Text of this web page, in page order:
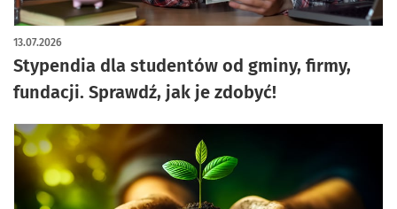
Stypendia dla studentów od gminy, firmy,
fundacji. Sprawdź, jak je zdobyć!
13.07.2026